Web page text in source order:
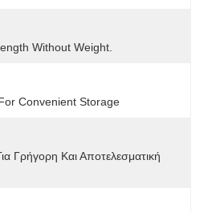
Without Weight.
Convenient Storage
Γρήγορη Και Αποτελεσματική